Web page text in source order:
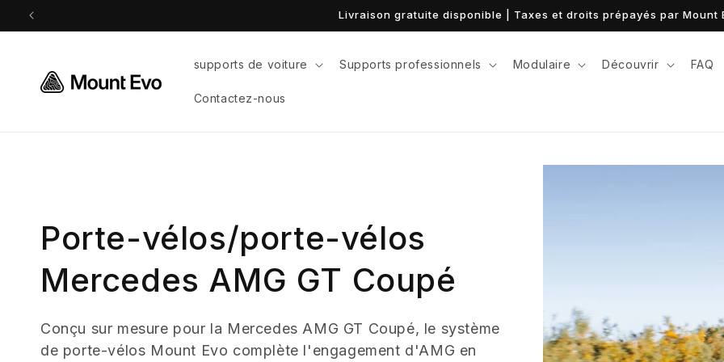
passer
au
Financement à 0 % disponible - voir les options
supports de voiture Supports professionnels Modulaire Découvrir FAQ
Contactez-nous
C
o
l
Porte-vélos/porte-vélos
Mercedes AMG GT Coupé
Conçu sur mesure pour la Mercedes AMG GT Coupé, le système
de porte-vélos Mount Evo complète l'engagement d'AMG en